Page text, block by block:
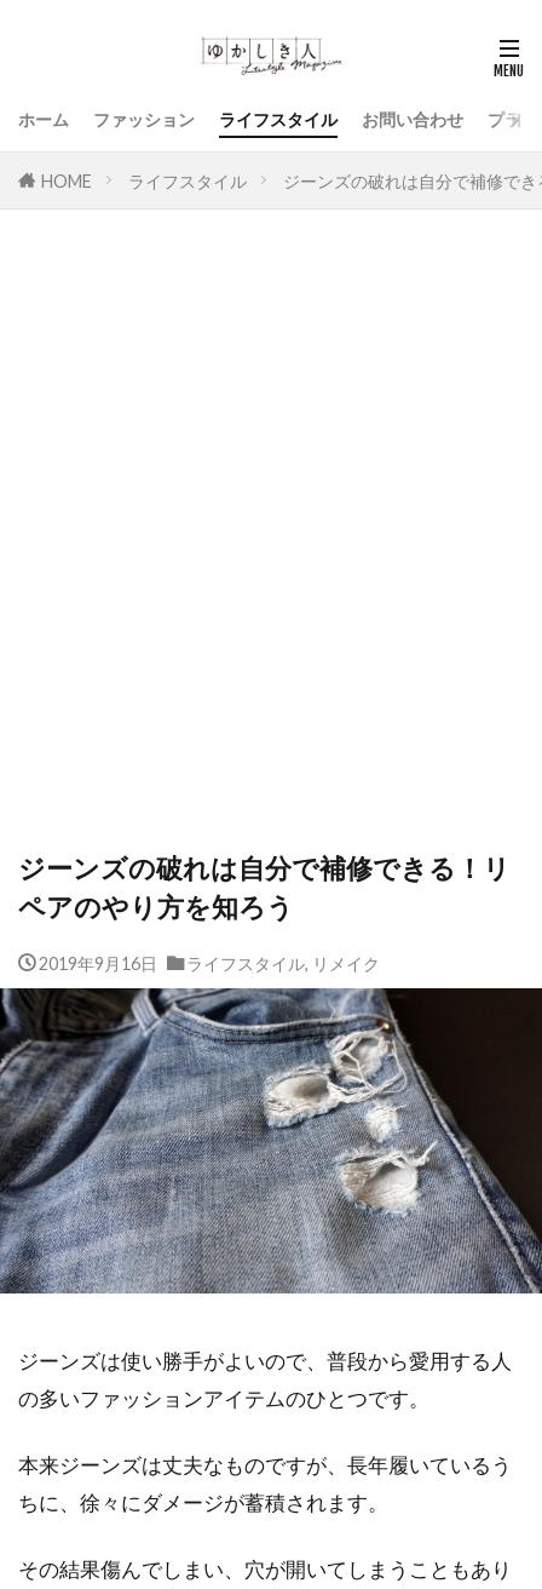
ホーム ファッション ライフスタイル お問い合わせ プラ
HOME ライフスタイル ジーンズの破れは自分で補修で
ジーンズの破れは自分で補修できる！リ
ペアのやり方を知ろう
2019年9月16日 ライフスタイル, リメイク
ジーンズは使い勝手がよいので、普段から愛用する人
の多いファッションアイテムのひとつです。
本来ジーンズは丈夫なものですが、長年履いているう
ちに、徐々にダメージが蓄積されます。
その結果傷んでしまい、穴が開いてしまうこともあり